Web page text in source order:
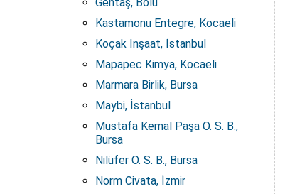
Kastamonu Entegre, Kocaeli
Koçak İnşaat, İstanbul
Mapapec Kimya, Kocaeli
Marmara Birlik, Bursa
Maybi, İstanbul
Mustafa Kemal Paşa O. S. B.,
Bursa
Nilüfer O. S. B., Bursa
Norm Civata, İzmir